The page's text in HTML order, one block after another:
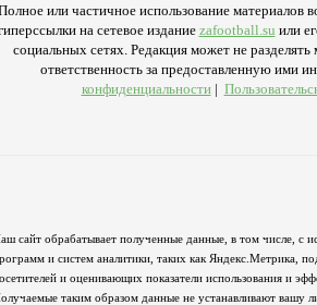
или частичное использование материалов
на сетевое издание zafootball.su или
социальных сетях. Редакция может не разделять
ответственность за предоставленную ими
конфиденциальности|
сайт обрабатывает полученные данные, в том числе, с
и систем аналитики, таких как Яндекс.Метрика,
и оценивающих показатели использования и
таким образом данные не устанавливают вашу